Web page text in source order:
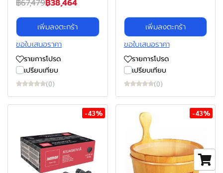
฿67,479฿38,464
เพิ่มลงตะกร้า
ขอใบเสนอราคา
รายการโปรด
เปรียบเทียบ
(0)
เพิ่มลงตะกร้า
ขอใบเสนอราคา
รายการโปรด
เปรียบเทียบ
(0)
-43% -43%